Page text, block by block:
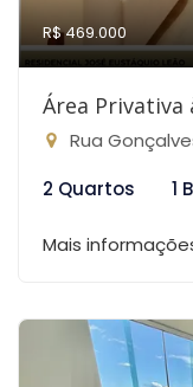
R$ 469.000
Área Privativa
Rua Gonçalves
2 Quartos
1
Mais